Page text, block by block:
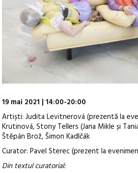
19 mai 2021 | 14:00-20:00
Artiști: Judita Levitnerová (prezentă la
Krutinová, Stony Tellers (Jana Mikle și
Štěpán Brož, Šimon Kadlčák
Curator: Pavel Sterec (prezent la
Din textul curatorial: